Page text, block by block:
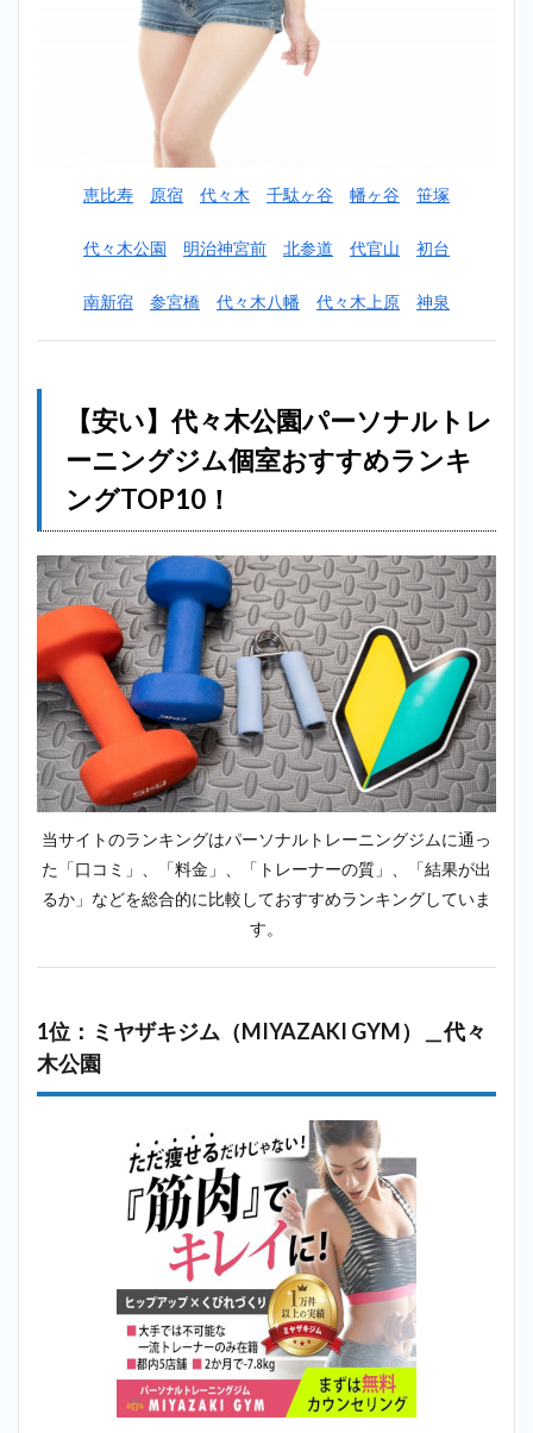
ジム個室
ランキン
位：ミヤザ
GYM）＿
代々木公園
2.2
2位：
アウトライン
（OUTLINE）
＿代々木公園
2.3
3
位：ランウ
（Runway）
＿代々木公
2.4
4位：
エク
ササ
イズ
コー
チ＿
代々
木公
（Lastyle）
＿代々木公
園
2.6
6位：
（BEYOND）
＿代々木公園
7
（studio
kompas）
＿代々木
8
位：ディ
恵比寿 原宿 代々木 千駄ヶ谷 幡ヶ谷 笹塚
代々木公園 明治神宮前 北参道 代官山 初台
南新宿 参宮橋 代々木八幡 代々木上原 神泉
【安い】代々木公園パーソナルトレ
ーニングジム個室おすすめランキ
ングTOP10！
当サイトのランキングはパーソナルトレーニングジムに通っ
た「口コミ」、「料金」、「トレーナーの質」、「結果が出
るか」などを総合的に比較しておすすめランキングしていま
す。
1位：ミヤザキジム（MIYAZAKI GYM）＿代々
木公園